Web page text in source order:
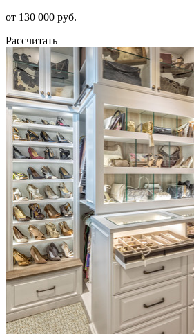
от 130 000 руб.
Рассчитать